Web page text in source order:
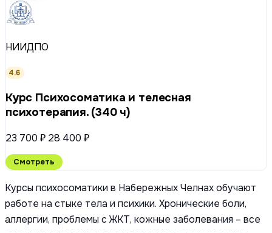
НИИДПО
4.6
Курс Психосоматика и телесная
психотерапия. (340 ч)
23 700 ₽ 28 400 ₽
Смотреть
Курсы психосоматики в Набережных Челнах обучают
работе на стыке тела и психики. Хронические боли,
аллергии, проблемы с ЖКТ, кожные заболевания – все